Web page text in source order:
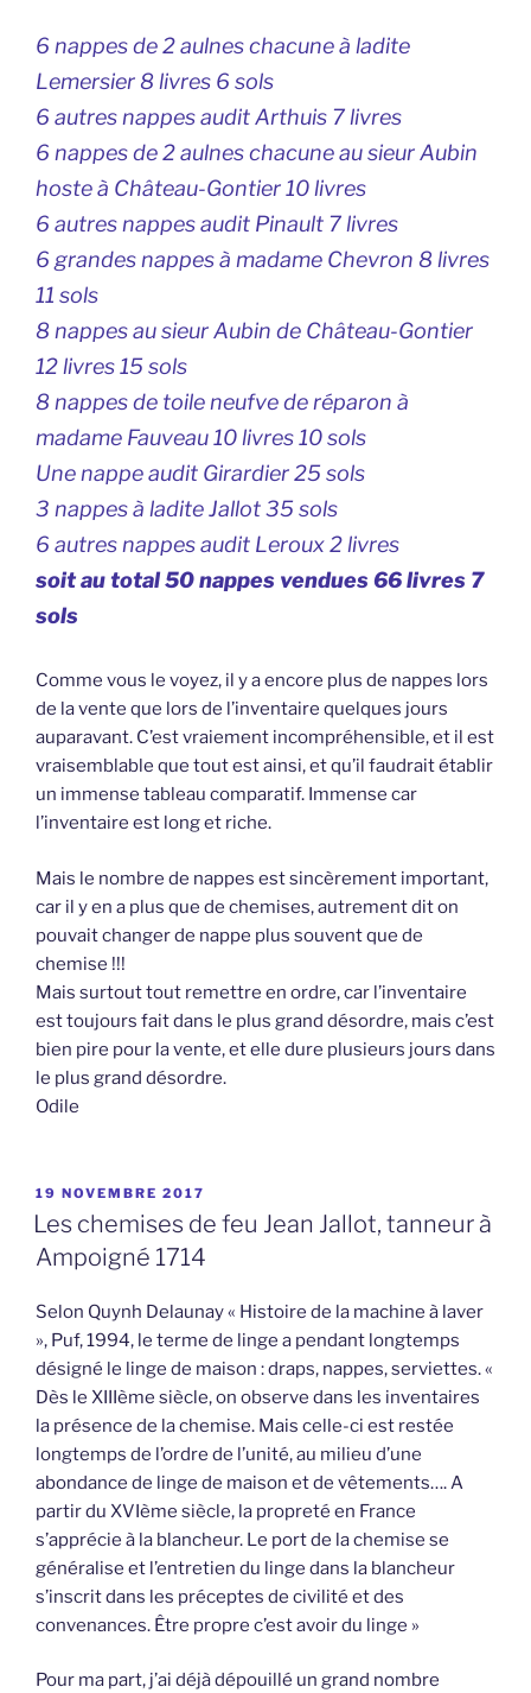
6 nappes de 2 aulnes chacune à ladite
Lemersier 8 livres 6 sols
6 autres nappes audit Arthuis 7 livres
6 nappes de 2 aulnes chacune au sieur Aubin
hoste à Château-Gontier 10 livres
6 autres nappes audit Pinault 7 livres
6 grandes nappes à madame Chevron 8 livres
11 sols
8 nappes au sieur Aubin de Château-Gontier
12 livres 15 sols
8 nappes de toile neufve de réparon à
madame Fauveau 10 livres 10 sols
Une nappe audit Girardier 25 sols
3 nappes à ladite Jallot 35 sols
6 autres nappes audit Leroux 2 livres
soit au total 50 nappes vendues 66 livres 7
sols
Comme vous le voyez, il y a encore plus de nappes lors
de la vente que lors de l’inventaire quelques jours
auparavant. C’est vraiement incompréhensible, et il est
vraisemblable que tout est ainsi, et qu’il faudrait établir
un immense tableau comparatif. Immense car
l’inventaire est long et riche.
Mais le nombre de nappes est sincèrement important,
car il y en a plus que de chemises, autrement dit on
pouvait changer de nappe plus souvent que de
chemise !!!
Mais surtout tout remettre en ordre, car l’inventaire
est toujours fait dans le plus grand désordre, mais c’est
bien pire pour la vente, et elle dure plusieurs jours dans
le plus grand désordre.
Odile
PUBLIÉ
LE
19 NOVEMBRE 2017
Les chemises de feu Jean Jallot, tanneur à
Ampoigné 1714
Selon Quynh Delaunay « Histoire de la machine à laver
», Puf, 1994, le terme de linge a pendant longtemps
désigné le linge de maison : draps, nappes, serviettes. «
Dès le XIIIème siècle, on observe dans les inventaires
la présence de la chemise. Mais celle-ci est restée
longtemps de l’ordre de l’unité, au milieu d’une
abondance de linge de maison et de vêtements…. A
partir du XVIème siècle, la propreté en France
s’apprécie à la blancheur. Le port de la chemise se
généralise et l’entretien du linge dans la blancheur
s’inscrit dans les préceptes de civilité et des
convenances. Être propre c’est avoir du linge »
Pour ma part, j’ai déjà dépouillé un grand nombre